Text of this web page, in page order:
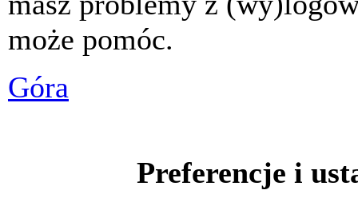
może pomóc.
Góra
Preferencje i